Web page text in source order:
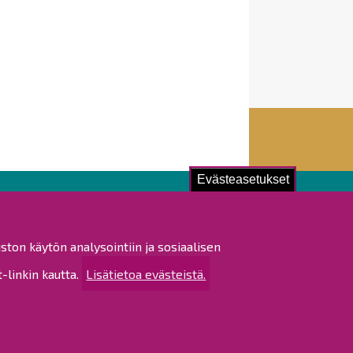
Evästeasetukset
käytön analysointiin ja sosiaalisen
linkin kautta.
Lisätietoa evästeistä.
ja pöytäkirjat